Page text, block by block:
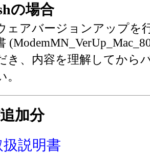
の場合
ェアバージョンアップを
き、内容を理解してから
加分
説明書